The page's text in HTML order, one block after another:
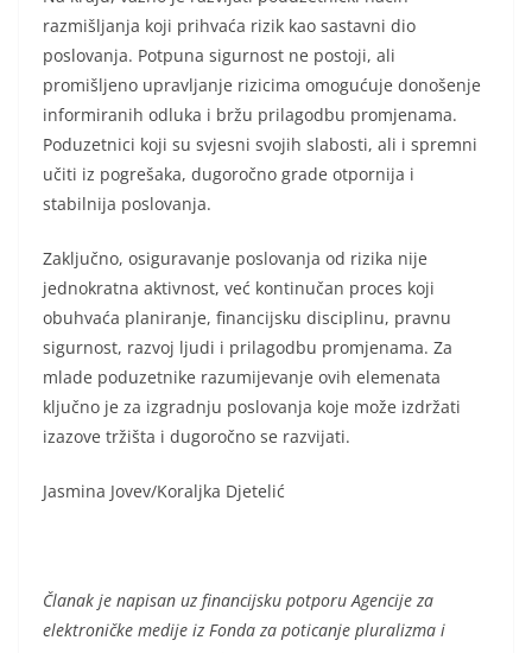
razmišljanja koji prihvaća rizik kao sastavni dio
poslovanja. Potpuna sigurnost ne postoji, ali
promišljeno upravljanje rizicima omogućuje donošenje
informiranih odluka i bržu prilagodbu promjenama.
Poduzetnici koji su svjesni svojih slabosti, ali i spremni
učiti iz pogrešaka, dugoročno grade otpornija i
stabilnija poslovanja.
Zaključno, osiguravanje poslovanja od rizika nije
jednokratna aktivnost, već kontinučan proces koji
obuhvaća planiranje, financijsku disciplinu, pravnu
sigurnost, razvoj ljudi i prilagodbu promjenama. Za
mlade poduzetnike razumijevanje ovih elemenata
ključno je za izgradnju poslovanja koje može izdržati
izazove tržišta i dugoročno se razvijati.
Jasmina Jovev/Koraljka Djetelić
Članak je napisan uz financijsku potporu Agencije za
elektroničke medije iz Fonda za poticanje pluralizma i